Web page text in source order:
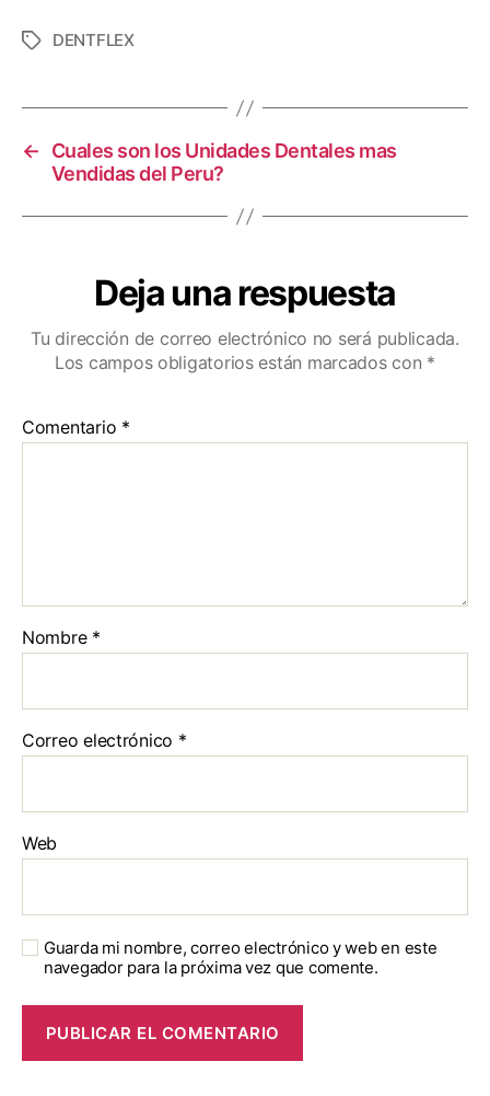
DENTFLEX
←
Cuales son los Unidades Dentales mas
Vendidas del Peru?
Deja una respuesta
Tu dirección de correo electrónico no será publicada.
Los campos obligatorios están marcados con *
Comentario *
Nombre *
Correo electrónico *
Web
Guarda mi nombre, correo electrónico y web en este
navegador para la próxima vez que comente.